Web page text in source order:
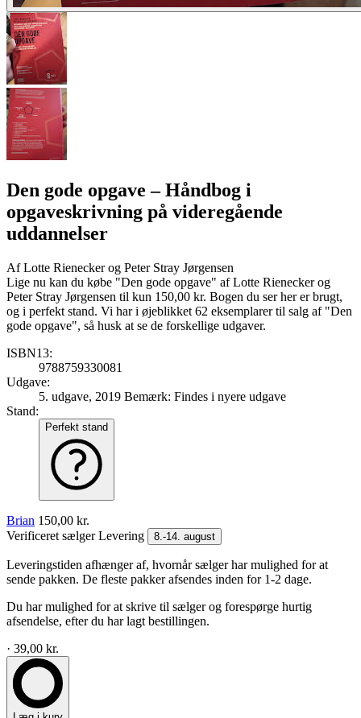
Den gode opgave– Håndbog i
opgaveskrivning på videregående
uddannelser
AfLotte Rienecker og Peter Stray Jørgensen
Lige nu kan du købe "Den gode opgave" af Lotte Rienecker og
Peter Stray Jørgensen til kun 150,00 kr. Bogen du ser her er brugt,
og i perfekt stand. Vi har i øjeblikket 62 eksemplarer til salg af "Den
gode opgave", så husk at se de forskellige udgaver.
ISBN13:
9788759330081
Udgave:
5. udgave, 2019 Bemærk: Findes i nyere udgave
Stand:
Perfekt stand
Brian 150,00 kr.
Verificeret sælgerLevering 8.-14. august
Leveringstiden afhænger af, hvornår sælger har mulighed for at
sende pakken. De fleste pakker afsendes inden for 1-2 dage.
Du har mulighed for at skrive til sælger og forespørge hurtig
afsendelse, efter du har lagt bestillingen.
· 39,00 kr.